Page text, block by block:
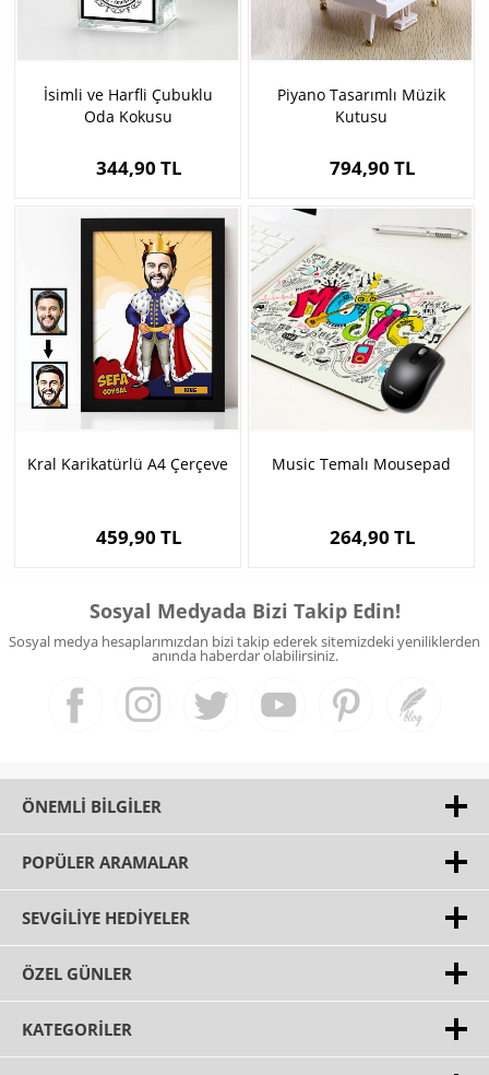
İsimli ve Harfli Çubuklu
Oda Kokusu
344,90 TL
Piyano Tasarımlı Müzik
Kutusu
794,90 TL
Kral Karikatürlü A4 Çerçeve
459,90 TL
Music Temalı Mousepad
264,90 TL
Sosyal Medyada Bizi Takip Edin!
Sosyal medya hesaplarımızdan bizi takip ederek sitemizdeki yeniliklerden
anında haberdar olabilirsiniz.
ÖNEMLI BILGILER
POPÜLER ARAMALAR
SEVGILIYE HEDIYELER
ÖZEL GÜNLER
KATEGORILER